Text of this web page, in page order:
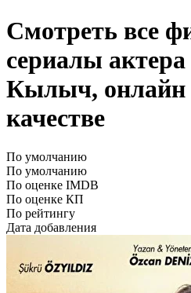
Смотреть все
сериалы
Кылыч, онлайн
качестве
По умолчанию
По умолчанию
По оценке IMDB
По оценке КП
По рейтингу
Дата добавления